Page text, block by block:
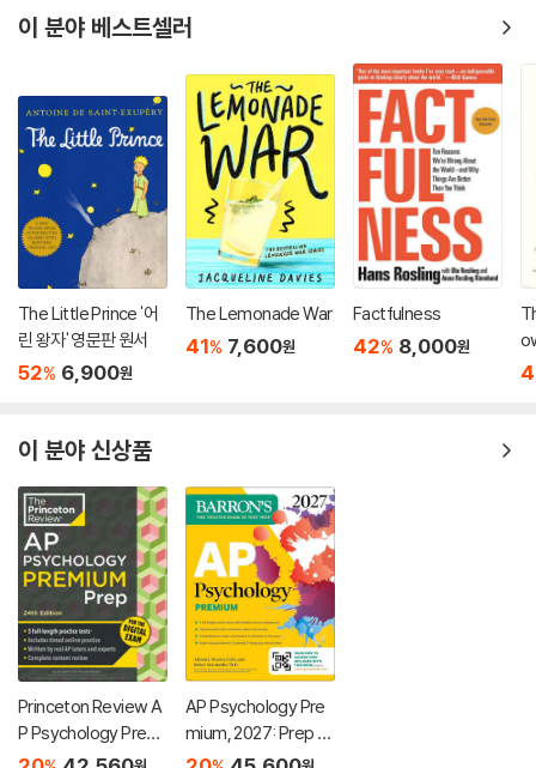
이 분야 베스트셀러
The Little Prince '어
린 왕자' 영문판 원서
52% 6,900원
The Lemonade War
41% 7,600원
Factfulness
42% 8,000원
이 분야 신상품
Princeton Review A
P Psychology Premi
um Prep, 24th Editio
AP Psychology Pre
mium, 2027: Prep B
ook with 4 Practice